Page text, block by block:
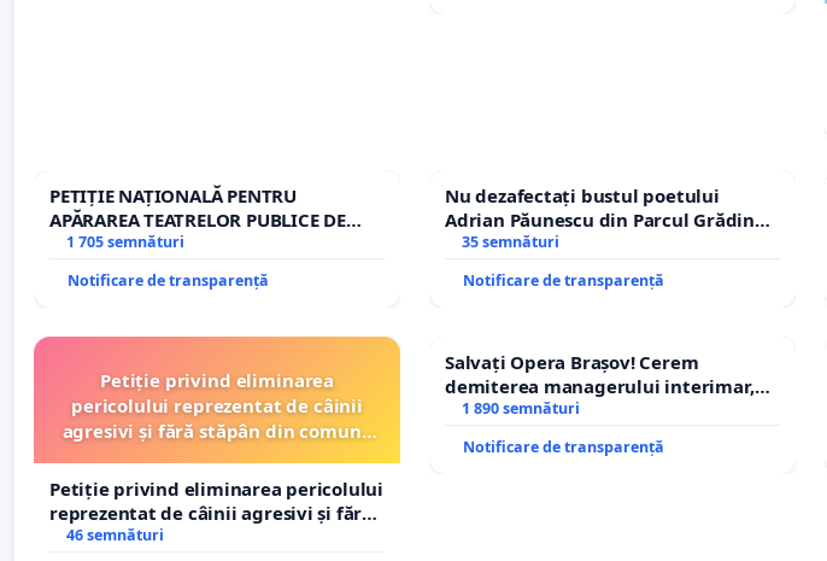
PETIȚIE NAȚIONALĂ PENTRU
APĂRAREA TEATRELOR PUBLICE DE
REPERTORIU DIN ROMÂNIA
1 705 semnături
Notificare de transparență
Nu dezafectați bustul poetului
Adrian Păunescu din Parcul Grădina
Icoanei! Stop cenzurii culturale!
35 semnături
Notificare de transparență
Petiție privind eliminarea
pericolului reprezentat de câinii
agresivi și fără stăpân din comuna
Petiție privind eliminarea pericolului
reprezentat de câinii agresivi și fără
stăpân din comuna Tunari
46 semnături
Salvați Opera Brașov! Cerem
demiterea managerului interimar,
Petrean Lucian-Marius!
1 890 semnături
Notificare de transparență